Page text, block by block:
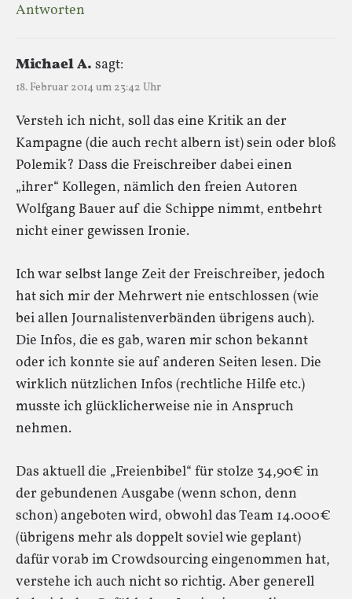
Antworten
Michael A. sagt:
18. Februar 2014 um 23:42 Uhr
Versteh ich nicht, soll das eine Kritik an der
Kampagne (die auch recht albern ist) sein oder bloß
Polemik? Dass die Freischreiber dabei einen
„ihrer“ Kollegen, nämlich den freien Autoren
Wolfgang Bauer auf die Schippe nimmt, entbehrt
nicht einer gewissen Ironie.
Ich war selbst lange Zeit der Freischreiber, jedoch
hat sich mir der Mehrwert nie entschlossen (wie
bei allen Journalistenverbänden übrigens auch).
Die Infos, die es gab, waren mir schon bekannt
oder ich konnte sie auf anderen Seiten lesen. Die
wirklich nützlichen Infos (rechtliche Hilfe etc.)
musste ich glücklicherweise nie in Anspruch
nehmen.
Das aktuell die „Freienbibel“ für stolze 34,90€ in
der gebundenen Ausgabe (wenn schon, denn
schon) angeboten wird, obwohl das Team 14.000€
(übrigens mehr als doppelt soviel wie geplant)
dafür vorab im Crowdsourcing eingenommen hat,
verstehe ich auch nicht so richtig. Aber generell